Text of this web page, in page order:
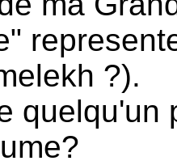
?).
quelqu'un